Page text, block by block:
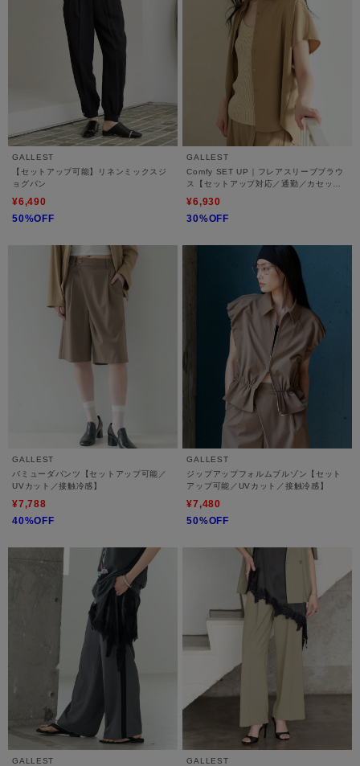
GALLEST
【セットアップ可能】リネンミックスジ
ョグパン
¥6,490
50%OFF
GALLEST
Comfy SET UP｜フレアスリーブブラウ
ス【セットアップ対応／通勤／カセット
¥6,930
30%OFF
GALLEST
バミューダパンツ【セットアップ可能／
UVカット／接触冷感】
¥7,788
40%OFF
GALLEST
ジップアップフォルムブルゾン【セット
アップ可能／UVカット／接触冷感】
¥7,480
50%OFF
GALLEST
GALLEST